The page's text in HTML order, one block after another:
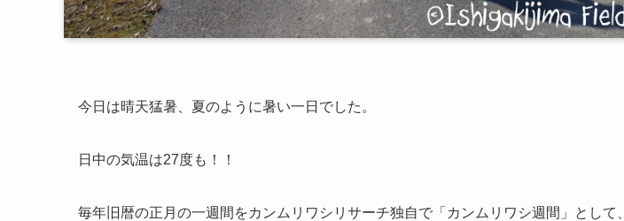
今日は晴天猛暑、夏のように暑い一日でした。
日中の気温は27度も！！
毎年旧暦の正月の一週間をカンムリワシリサーチ独自で「カンムリワシ週間」として、